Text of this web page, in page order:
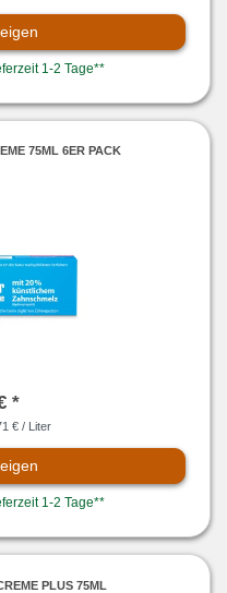
1-2 Tage**
75ML 6ER PACK
*
€ / Liter
1-2 Tage**
PLUS 75ML